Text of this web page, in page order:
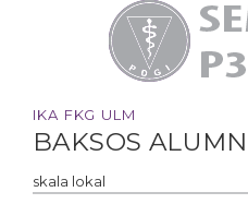
IKA FKG ULM
BAKSOS
skala lokal